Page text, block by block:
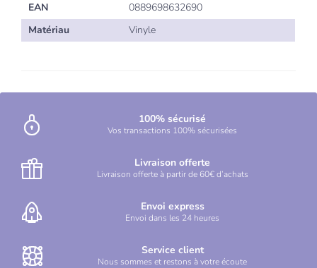
EAN
0889698632690
Matériau
Vinyle
100% sécurisé
Vos transactions 100% sécurisées
Livraison offerte
Livraison offerte à partir de 60€ d’achats
Envoi express
Envoi dans les 24 heures
Service client
Nous sommes et restons à votre écoute